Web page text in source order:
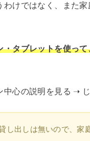
けではなく、また
・タブレットを使っ
心の説明を見る ➝
し出しは無いので、家